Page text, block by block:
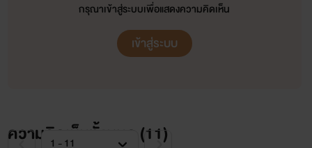
กรุณาเข้าสู่ระบบเพื่อแสดงความคิดเห็น
เข้าสู่ระบบ
ความคิดเห็นทั้งหมด (11)